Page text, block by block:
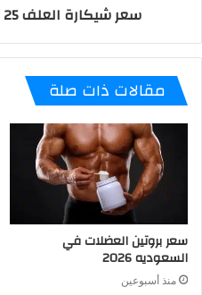
سعر شيكارة العلف 25 كيلو اليوم لعام 2026
مقالات ذات صلة
سعر بروتين العضلات في
السعوديه 2026
منذ أسبوعين